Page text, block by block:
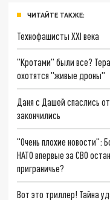
ЧИТАЙТЕ ТАКЖЕ:
Технофашисты XXI века
"Кротами" были все?
охотятся "живые дроны"
Даня с Дашей спаслись
закончились
"Очень плохие новости":
НАТО впервые за СВО
приграничье?
Вот это триллер! Тайна